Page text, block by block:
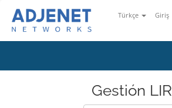
Türkçe Giriş
Gestión LIR